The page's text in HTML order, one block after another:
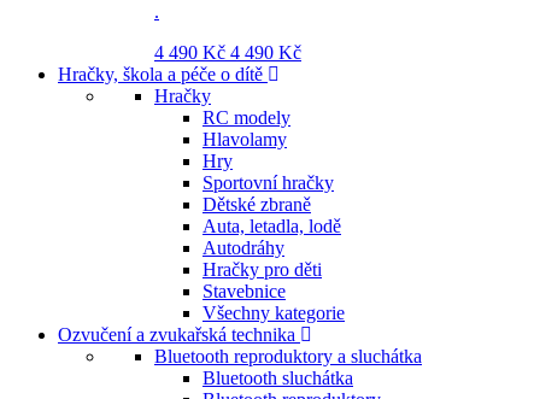
.
4 490 Kč 4 490 Kč
Hračky, škola a péče o dítě
Hračky
RC modely
Hlavolamy
Hry
Sportovní hračky
Dětské zbraně
Auta, letadla, lodě
Autodráhy
Hračky pro děti
Stavebnice
Všechny kategorie
Ozvučení a zvukařská technika
Bluetooth reproduktory a sluchátka
Bluetooth sluchátka